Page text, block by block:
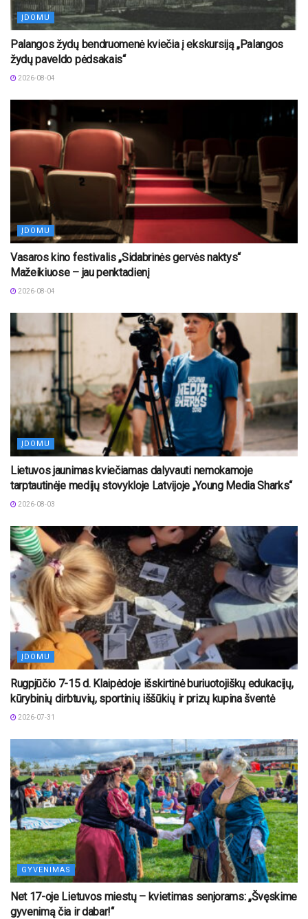
ĮDOMU
Palangos žydų bendruomenė kviečia į ekskursiją „Palangos
žydų paveldo pėdsakais“
2026-08-04
ĮDOMU
Vasaros kino festivalis „Sidabrinės gervės naktys“
Mažeikiuose – jau penktadienį
2026-08-04
ĮDOMU
Lietuvos jaunimas kviečiamas dalyvauti nemokamoje
tarptautinėje medijų stovykloje Latvijoje „Young Media Sharks“
2026-08-03
ĮDOMU
Rugpjūčio 7-15 d. Klaipėdoje išskirtinė buriuotojiškų edukacijų,
kūrybinių dirbtuvių, sportinių iššūkių ir prizų kupina šventė
2026-07-31
GYVENIMAS
Net 17-oje Lietuvos miestų – kvietimas senjorams: „Švęskime
gyvenimą čia ir dabar!“